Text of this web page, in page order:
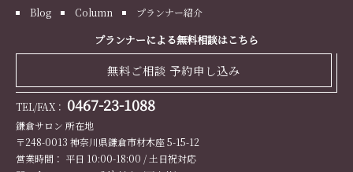
Blog
Column プランナー紹介
プランナーによる無料相談はこちら
無料ご相談 予約申し込み
TEL/FAX： 0467-23-1088
鎌倉サロン 所在地
〒248-0013 神奈川県鎌倉市材木座 5-15-12
営業時間： 平日 10:00-18:00 / 土日祝対応